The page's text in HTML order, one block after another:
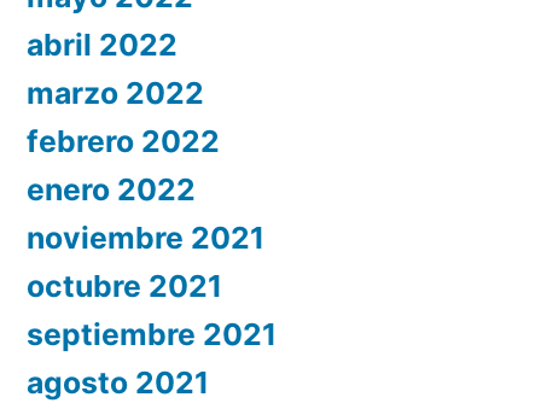
abril 2022
marzo 2022
febrero 2022
enero 2022
noviembre 2021
octubre 2021
septiembre 2021
agosto 2021